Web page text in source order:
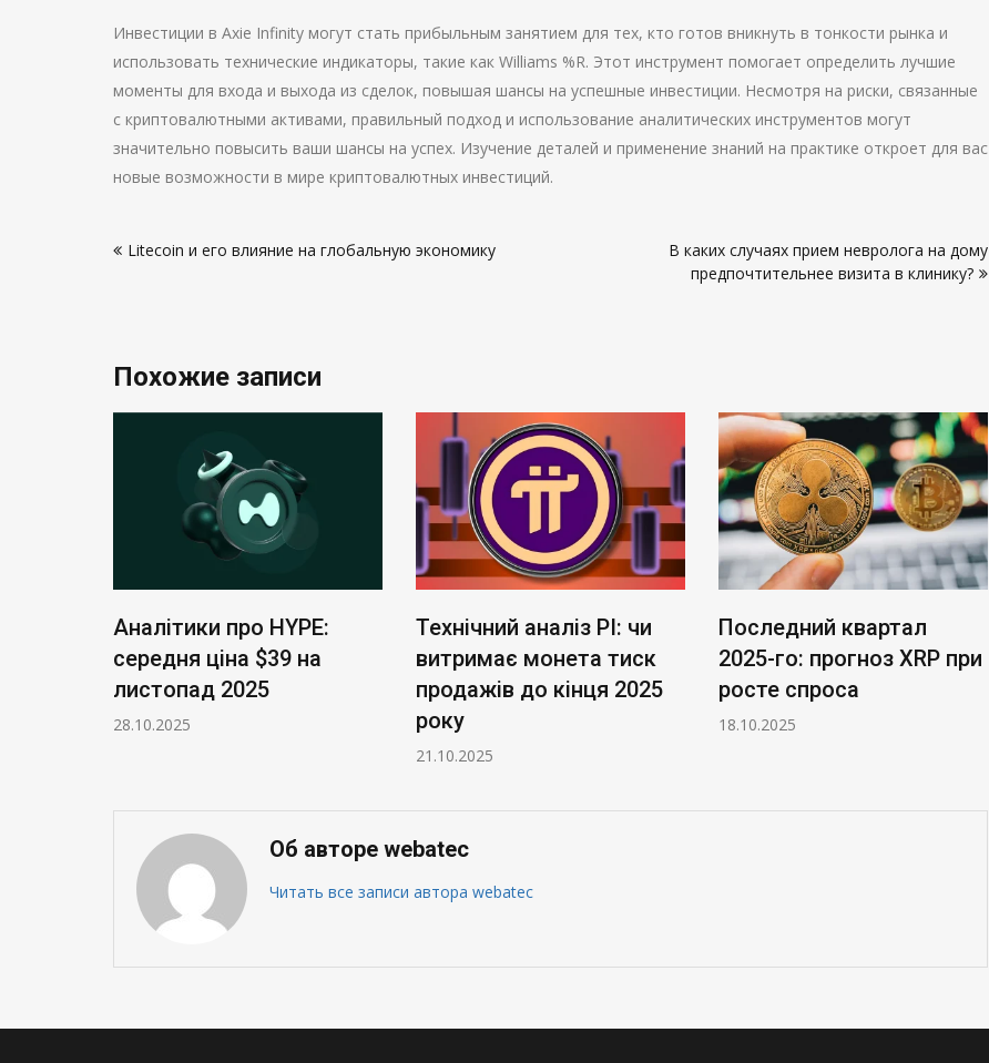
Инвестиции в Axie Infinity могут стать прибыльным занятием для тех, кто готов вникнуть в тонкости рынка и
использовать технические индикаторы, такие как Williams %R. Этот инструмент помогает определить лучшие
моменты для входа и выхода из сделок, повышая шансы на успешные инвестиции. Несмотря на риски, связанные
с криптовалютными активами, правильный подход и использование аналитических инструментов могут
значительно повысить ваши шансы на успех. Изучение деталей и применение знаний на практике откроет для вас
новые возможности в мире криптовалютных инвестиций.
поLitecoin и его влияние на глобальную экономику
В каких случаях прием невролога на дому
предпочтительнее визита в клинику?
Похожие записи
Аналітики про HYPE:
середня ціна $39 на
листопад 2025
28.10.2025
Технічний аналіз PI: чи
витримає монета тиск
продажів до кінця 2025
року
21.10.2025
Последний квартал
2025-го: прогноз XRP при
росте спроса
18.10.2025
Об авторе webatec
Читать все записи автора webatec